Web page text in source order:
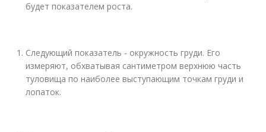
будет показателем роста.
Следующий показатель - окружность груди. Его
измеряют, обхватывая сантиметром верхнюю часть
туловища по наиболее выступающим точкам груди и
лопаток.